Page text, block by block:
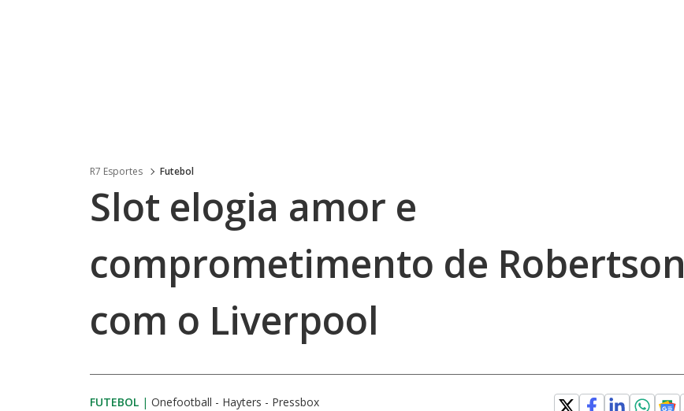
R7 Esportes Futebol
Slot elogia amor e
comprometimento de Robertson
com o Liverpool
FUTEBOL | Onefootball - Hayters - Pressbox